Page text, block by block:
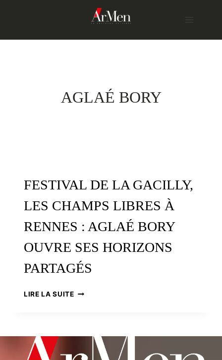
AGLAÉ BORY
FESTIVAL DE LA GACILLY,
LES CHAMPS LIBRES À
RENNES : AGLAÉ BORY
OUVRE SES HORIZONS
PARTAGÉS
LIRE LA SUITEFESTIVAL
CHAMPS
LIBRES